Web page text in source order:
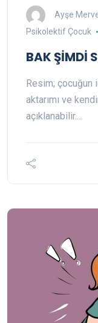
Ayşe
Psikolektif Çocuk
BAK ŞİMDİ
Resim; çocuğun
aktarımı ve
açıklanabilir.…